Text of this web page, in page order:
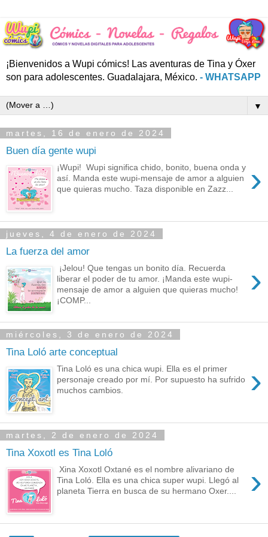
¡Bienvenidos a Wupi cómics! Las aventuras de Tina y Óxer
son para adolescentes. Guadalajara, México. - WHATSAPP
▼
martes, 16 de enero de 2024
Buen día gente wupi
›
¡Wupi! Wupi significa chido, bonito, buena onda y
así. Manda este wupi-mensaje de amor a alguien
que quieras mucho. Taza disponible en Zazz...
jueves, 4 de enero de 2024
La fuerza del amor
›
¡Jelou! Que tengas un bonito día. Recuerda
liberar el poder de tu amor. ¡Manda este wupi-
mensaje de amor a alguien que quieras mucho!
¡COMP...
miércoles, 3 de enero de 2024
Tina Loló arte conceptual
›
Tina Loló es una chica wupi. Ella es el primer
personaje creado por mí. Por supuesto ha sufrido
muchos cambios.
martes, 2 de enero de 2024
Tina Xoxotl es Tina Loló
›
Xina Xoxotl Oxtané es el nombre alivariano de
Tina Loló. Ella es una chica super wupi. Llegó al
planeta Tierra en busca de su hermano Oxer....